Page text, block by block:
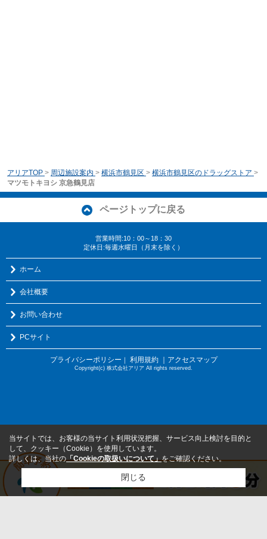
アリアTOP > 周辺施設案内 > 横浜市鶴見区 > 横浜市鶴見区のドラッグストア >
マツモトキヨシ 京急鶴見店
ページトップに戻る
営業時間:10：00～18：30
定休日:毎週水曜日（月末を除く）
ホーム
会社概要
お問い合わせ
PCサイト
プライバシーポリシー ｜ 利用規約 ｜アクセスマップ
Copyright(c) 株式会社アリア All rights reserved.
当サイトでは、お客様の当サイト利用状況把握、サービス向上検討を目的と
して、クッキー（Cookie）を使用しています。
詳しくは、当社の「Cookieの取扱いについて」をご確認ください。
閉じる